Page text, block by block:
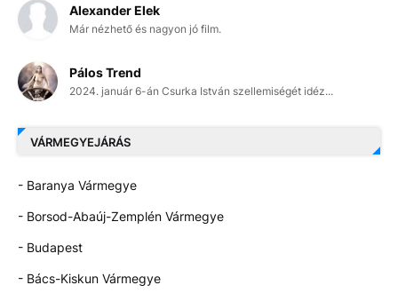
Alexander Elek
Már nézhető és nagyon jó film.
Pálos Trend
2024. január 6-án Csurka István szellemiségét idéz...
VÁRMEGYEJÁRÁS
- Baranya Vármegye
- Borsod-Abaúj-Zemplén Vármegye
- Budapest
- Bács-Kiskun Vármegye